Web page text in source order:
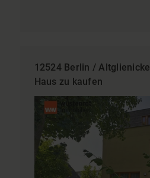
12524 Berlin / Altglienicke
Haus zu kaufen